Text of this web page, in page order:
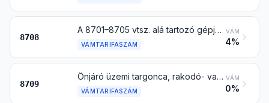
8708
A 8701–8705 vtsz. alá tartozó gépjármű alkatrésze és tartozéka
VÁMTARIFASZÁM
VÁM
4%
8709
Önjáró üzemi targonca, rakodó- vagy emelőszerkezettel nem felszerelve, gyárban, raktárban, kikötő területén vagy repülőtéren áru rövid távolságra történő szállítására; vasúti pályaudvar peronján használt vontató; az ide tartozó jármű alkatrésze
VÁMTARIFASZÁM
VÁM
0%